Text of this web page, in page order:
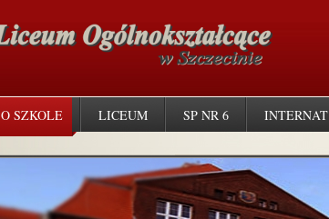
O SZKOLE LICEUM SP NR 6 INTERNAT